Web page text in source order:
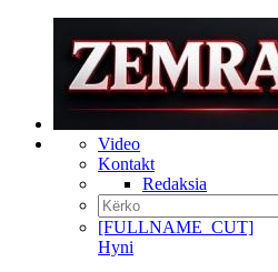
Video
Kontakt
Redaksia
[FULLNAME_CUT]
Hyni